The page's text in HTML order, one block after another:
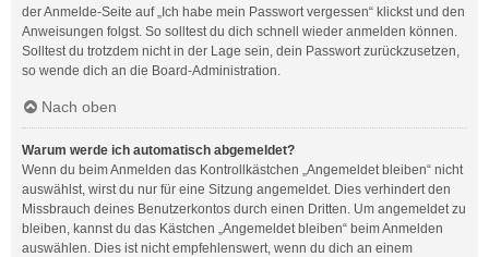
der Anmelde-Seite auf „Ich habe mein Passwort vergessen“ klickst und den
Anweisungen folgst. So solltest du dich schnell wieder anmelden können.
Solltest du trotzdem nicht in der Lage sein, dein Passwort zurückzusetzen,
so wende dich an die Board-Administration.
Nach oben
Warum werde ich automatisch abgemeldet?
Wenn du beim Anmelden das Kontrollkästchen „Angemeldet bleiben“ nicht
auswählst, wirst du nur für eine Sitzung angemeldet. Dies verhindert den
Missbrauch deines Benutzerkontos durch einen Dritten. Um angemeldet zu
bleiben, kannst du das Kästchen „Angemeldet bleiben“ beim Anmelden
auswählen. Dies ist nicht empfehlenswert, wenn du dich an einem